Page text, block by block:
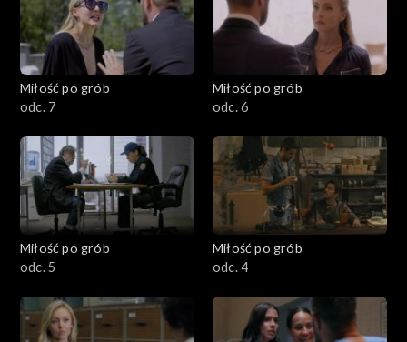
Miłość po grób
odc. 7
Miłość po grób
odc. 6
Miłość po grób
odc. 5
Miłość po grób
odc. 4